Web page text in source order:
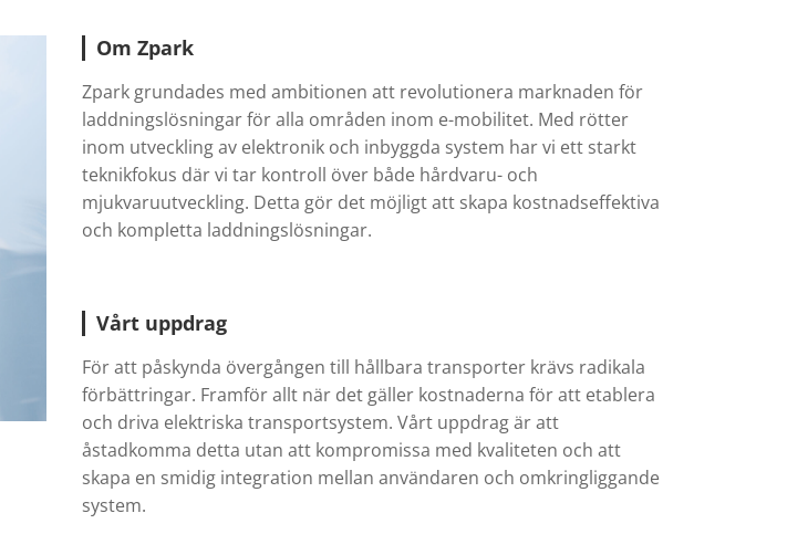
Om Zpark
Zpark grundades med ambitionen att revolutionera marknaden för
laddningslösningar för alla områden inom e-mobilitet. Med rötter
inom utveckling av elektronik och inbyggda system har vi ett starkt
teknikfokus där vi tar kontroll över både hårdvaru- och
mjukvaruutveckling. Detta gör det möjligt att skapa kostnadseffektiva
och kompletta laddningslösningar.
Vårt uppdrag
För att påskynda övergången till hållbara transporter krävs radikala
förbättringar. Framför allt när det gäller kostnaderna för att etablera
och driva elektriska transportsystem. Vårt uppdrag är att
åstadkomma detta utan att kompromissa med kvaliteten och att
skapa en smidig integration mellan användaren och omkringliggande
system.